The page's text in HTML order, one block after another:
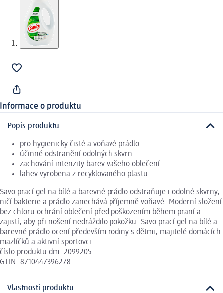
Informace o produktu
Popis produktu
pro hygienicky čisté a voňavé prádlo
účinné odstranění odolných skvrn
zachování intenzity barev vašeho oblečení
lahev vyrobena z recyklovaného plastu
Savo prací gel na bílé a barevné prádlo odstraňuje i odolné skvrny,
ničí bakterie a prádlo zanechává příjemně voňavé. Moderní složení
bez chloru ochrání oblečení před poškozením během praní a
zajistí, aby při nošení nedráždilo pokožku. Savo prací gel na bílé a
barevné prádlo ocení především rodiny s dětmi, majitelé domácích
mazlíčků a aktivní sportovci.
číslo produktu dm: 2099205
GTIN: 8710447396278
Vlastnosti produktu